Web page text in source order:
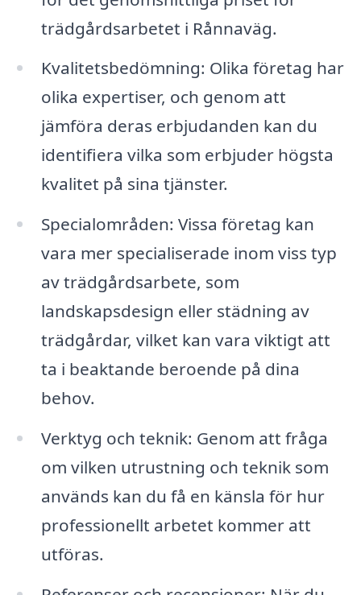
trädgårdsarbetet i Rånnaväg.
Kvalitetsbedömning: Olika företag har
olika expertiser, och genom att
jämföra deras erbjudanden kan du
identifiera vilka som erbjuder högsta
kvalitet på sina tjänster.
Specialområden: Vissa företag kan
vara mer specialiserade inom viss typ
av trädgårdsarbete, som
landskapsdesign eller städning av
trädgårdar, vilket kan vara viktigt att
ta i beaktande beroende på dina
behov.
Verktyg och teknik: Genom att fråga
om vilken utrustning och teknik som
används kan du få en känsla för hur
professionellt arbetet kommer att
utföras.